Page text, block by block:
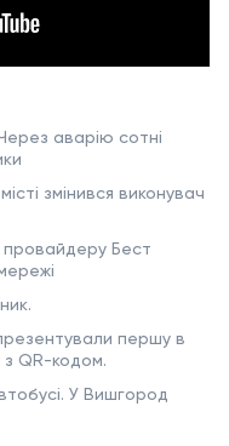
аварію сотні
змінився виконувач
Бест
першу в
з QR-кодом.
У Вишгород